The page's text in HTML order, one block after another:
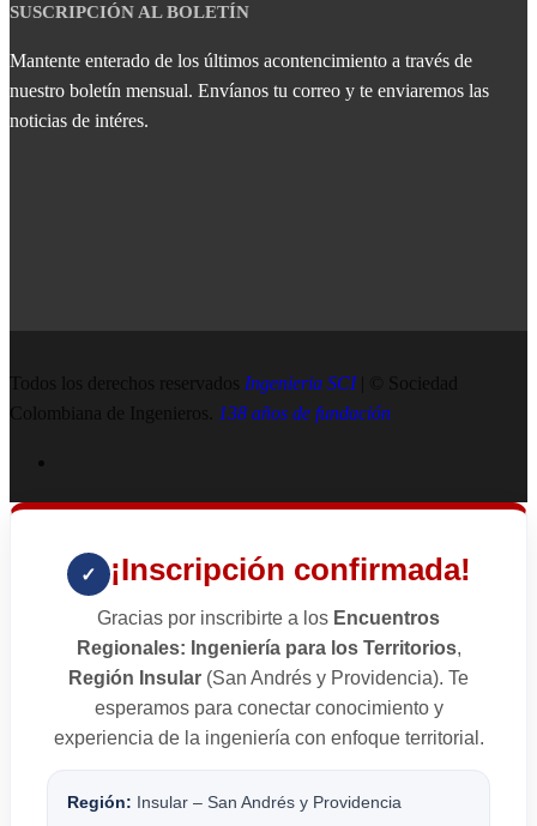
SUSCRIPCIÓN AL BOLETÍN
Mantente enterado de los últimos acontencimiento a través de
nuestro boletín mensual. Envíanos tu correo y te enviaremos las
noticias de intéres.
Todos los derechos reservados Ingenieria SCI
| © Sociedad
Colombiana de Ingenieros.
138 años de fundación
✓ ¡Inscripción confirmada!
Gracias por inscribirte a los Encuentros
Regionales: Ingeniería para los Territorios,
Región Insular (San Andrés y Providencia). Te
esperamos para conectar conocimiento y
experiencia de la ingeniería con enfoque territorial.
Región: Insular – San Andrés y Providencia